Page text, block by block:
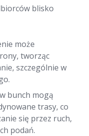
blisko
może
tworząc
szczególnie w
bunch mogą
trasy, co
się przez ruch,
podań.